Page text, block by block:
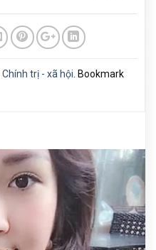
Chính trị - xã hội . Bookmark